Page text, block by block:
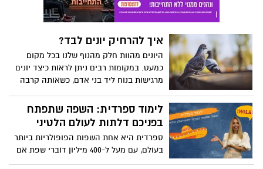
בתוצאות האורגניות (ולא התוצאות
איך להרחיק יונים לבד?
היונים מהוות חלק מהנוף שלנו בכל מקום
כמעט. במקומות רבים ניתן לראות כיצד יונים
מרגישות בנוח ליד בני אדם, כשאותה קרבה
במקומות מסוימים בבית שלנו.
לימוד ספרדית: השפה שתפתח
בפניכם דלתות לעולם הלטיני
ספרדית היא אחת השפות הפופולריות ביותר
בעולם, עם מעל ל-400 מיליון דוברי שפת אם
ומעל ל-500 מיליון דוברים בסך הכל. השפה